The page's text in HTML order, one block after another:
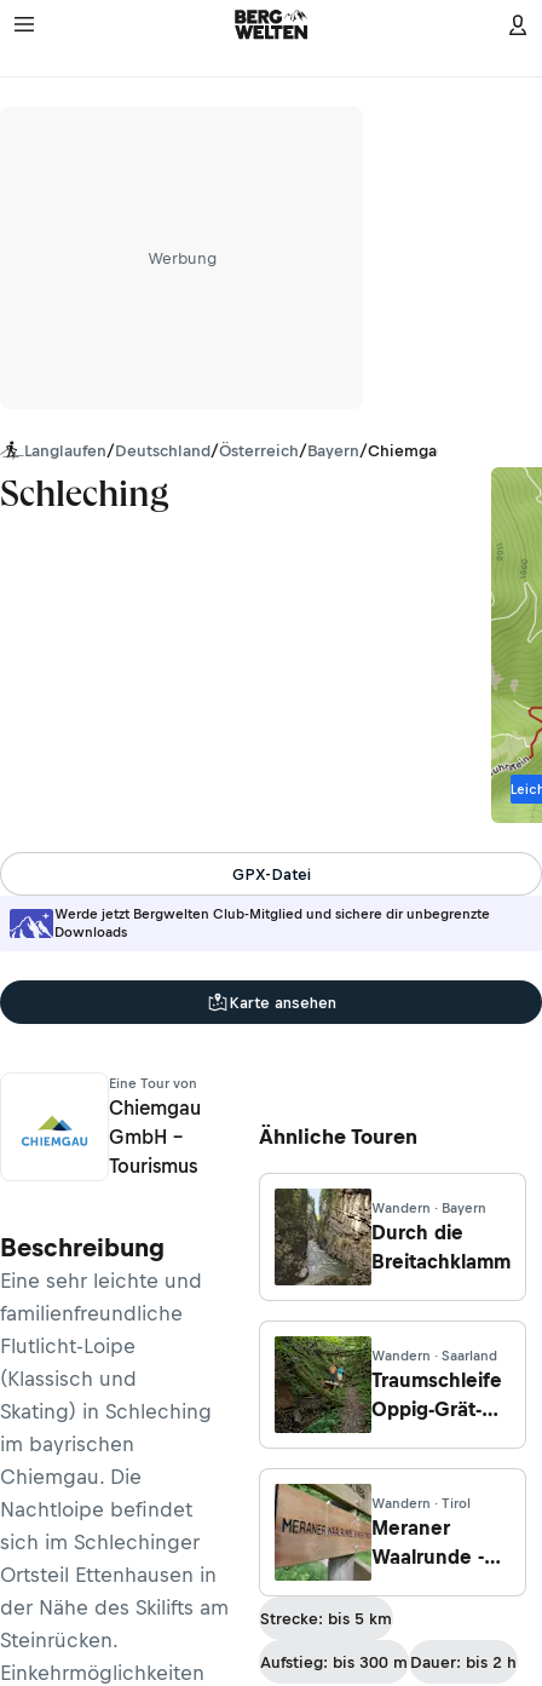
Werbung
Langlaufen/Deutschland/Österreich/Bayern/Chiemgauer Alpen
Schleching
Werde jetzt Bergwelten Club-Mitglied und sichere dir unbegrenzte
Downloads
GPX-Datei
Karte ansehen
Eine Tour von
Chiemgau
GmbH –
Tourismus
Beschreibung
Eine sehr leichte und
familienfreundliche
Flutlicht-Loipe
(Klassisch und
Skating) in Schleching
im bayrischen
Chiemgau. Die
Nachtloipe befindet
sich im Schlechinger
Ortsteil Ettenhausen in
der Nähe des Skilifts am
Steinrücken.
Einkehrmöglichkeiten
Ähnliche Touren
Wandern · Bayern
Durch die
Breitachklamm
Wandern · Saarland
Traumschleife
Oppig-Grät-
Wandern · Tirol
Meraner
Waalrunde -
Saltaus über
Schenna ins
Naiftal
Strecke: bis 5 km
Aufstieg: bis 300 m Dauer: bis 2 h